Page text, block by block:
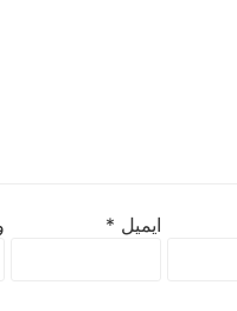
ایمیل *